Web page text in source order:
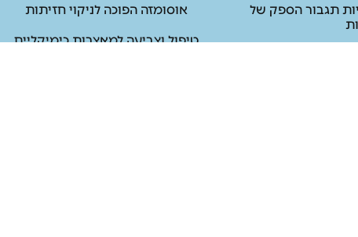
תגבור הספק של
אוסומזה הפוכה לניקוי חזיתות
טיפול וצביעה למאצרות כימיקליים